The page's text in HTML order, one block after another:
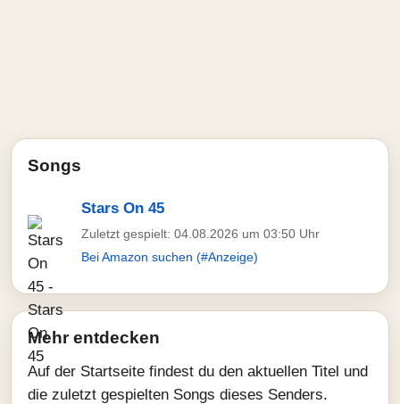
Songs
Stars On 45
Zuletzt gespielt: 04.08.2026 um 03:50 Uhr
Bei Amazon suchen (#Anzeige)
Mehr entdecken
Auf der Startseite findest du den aktuellen Titel und
die zuletzt gespielten Songs dieses Senders.